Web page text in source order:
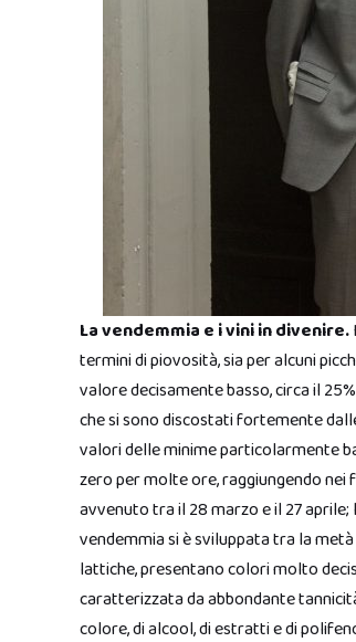
La vendemmia e i vini in divenire.
termini di piovosità, sia per alcuni
valore decisamente basso, circa il
che si sono discostati fortemente
valori delle minime particolarmente
zero per molte ore, raggiungendo nei
avvenuto tra il 28 marzo e il 27
vendemmia si è sviluppata tra la
lattiche, presentano colori molto
caratterizzata da abbondante
colore, di alcool, di estratti e di